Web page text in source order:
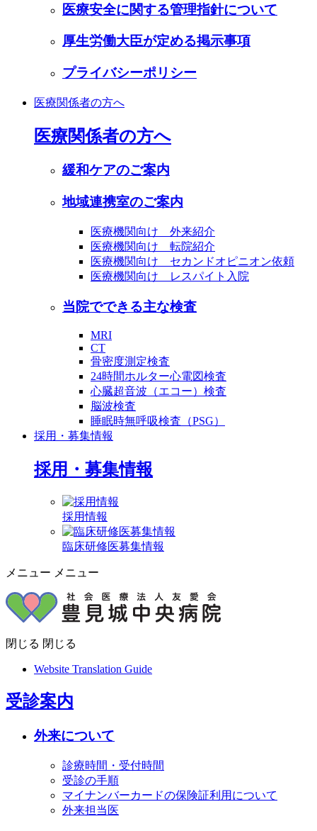
医療安全に関する管理指針について
厚生労働大臣が定める掲示事項
プライバシーポリシー
医療関係者の方へ
医療関係者の方へ
緩和ケアのご案内
地域連携室のご案内
医療機関向け 外来紹介
医療機関向け 転院紹介
医療機関向け セカンドオピニオン依頼
医療機関向け レスパイト入院
当院でできる主な検査
MRI
CT
骨密度測定検査
24時間ホルター心電図検査
心臓超音波（エコー）検査
脳波検査
睡眠時無呼吸検査（PSG）
採用・募集情報
採用・募集情報
採用情報
臨床研修医募集情報
メニュー メニュー
閉じる 閉じる
Website Translation Guide
受診案内
外来について
診療時間・受付時間
受診の手順
マイナンバーカードの保険証利用について
外来担当医